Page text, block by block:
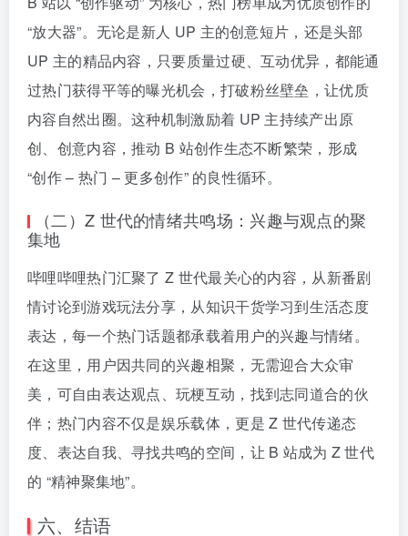
“放大器”。无论是新人 UP 主的创意短片，还是头部
UP 主的精品内容，只要质量过硬、互动优异，都能通
过热门获得平等的曝光机会，打破粉丝壁垒，让优质
内容自然出圈。这种机制激励着 UP 主持续产出原
创、创意内容，推动 B 站创作生态不断繁荣，形成
“创作 – 热门 – 更多创作” 的良性循环。
（二）Z 世代的情绪共鸣场：兴趣与观点的聚
集地
哔哩哔哩热门汇聚了 Z 世代最关心的内容，从新番剧
情讨论到游戏玩法分享，从知识干货学习到生活态度
表达，每一个热门话题都承载着用户的兴趣与情绪。
在这里，用户因共同的兴趣相聚，无需迎合大众审
美，可自由表达观点、玩梗互动，找到志同道合的伙
伴；热门内容不仅是娱乐载体，更是 Z 世代传递态
度、表达自我、寻找共鸣的空间，让 B 站成为 Z 世代
的 “精神聚集地”。
六、结语